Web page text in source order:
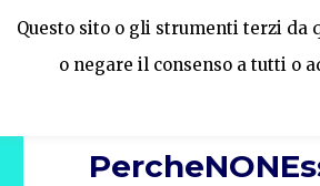
Questo sito o gli strumenti terzi da
o negare il consenso a tutti o